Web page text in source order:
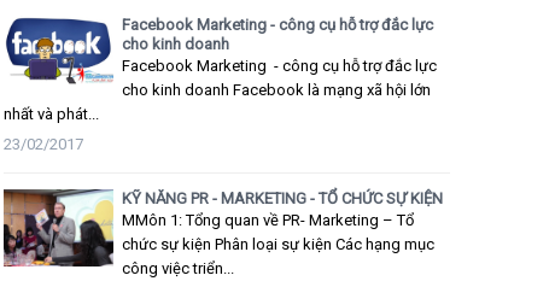
Facebook Marketing - công cụ hỗ trợ đắc lực
cho kinh doanh
Facebook Marketing - công cụ hỗ trợ đắc lực
cho kinh doanh Facebook là mạng xã hội lớn
nhất và phát...
23/02/2017
KỸ NĂNG PR - MARKETING - TỔ CHỨC SỰ KIỆN
MMôn 1: Tổng quan về PR- Marketing – Tổ
chức sự kiện Phân loại sự kiện Các hạng mục
công việc triển...